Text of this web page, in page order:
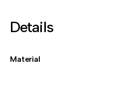
Details
Material